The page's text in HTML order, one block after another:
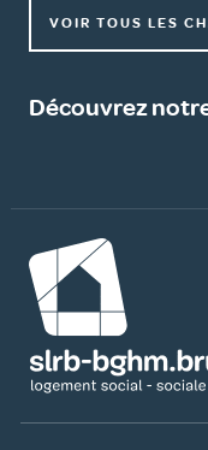
VOIR TOUS LES
Découvrez
Image